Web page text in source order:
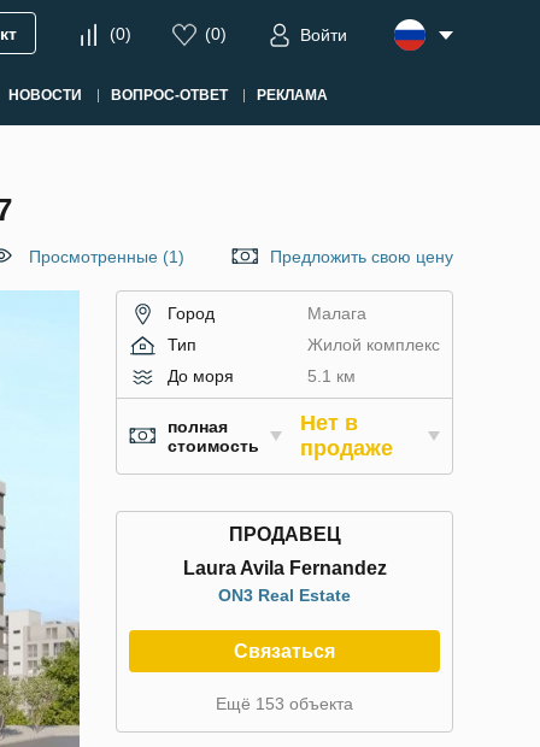
(0) (0) Войти
НОВОСТИ ВОПРОС-ОТВЕТ РЕКЛАМА
Просмотренные (1) Предложить свою цену
Город
Малага
Тип
Жилой комплекс
До моря
5.1 км
полная
стоимость
Нет в
продаже
ПРОДАВЕЦ
Laura Avila Fernandez
ON3 Real Estate
Связаться
Ещё 153 объекта